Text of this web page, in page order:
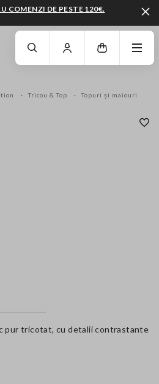
DERULEAZĂ ÎN JOS
COMENZI DE PESTE 120€.
Tricou & Top Topuri și maiouri
pur tricotat, cu detalii contrastante